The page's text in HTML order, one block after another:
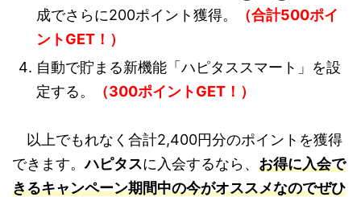
成でさらに200ポイント獲得。
（合計500ポイ
ントGET！）
自動で貯まる新機能「ハピタススマート」を設
定する。
（300ポイントGET！）
以上でもれなく合計2,400円分のポイントを獲得
できます。ハピタスに入会するなら、 お得に入会で
きるキャンペーン期間中の今がオススメなのでぜひ